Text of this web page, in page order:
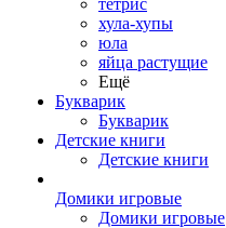
тетрис
хула-хупы
юла
яйца растущие
Ещё
Букварик
Букварик
Детские книги
Детские книги
Домики игровые
Домики игровые